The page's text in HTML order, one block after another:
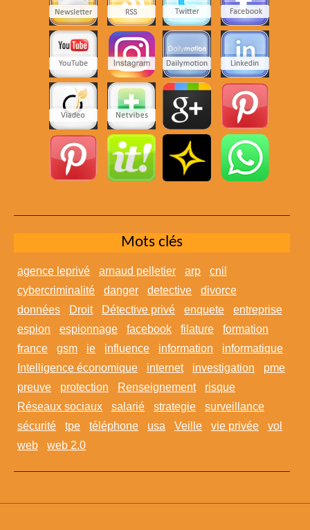
Mots clés
agence leprivé arnaud pelletier arp
cnil
cybercriminalité
danger detective
divorce
données
Droit Détective privé enquete
entreprise
espion
espionnage facebook filature
formation
france
gsm ie influence information
informatique
Intelligence économique
internet investigation
pme
preuve
protection Renseignement
risque
Réseaux sociaux
salarié strategie
surveillance
sécurité
tpe téléphone usa Veille vie privée
vol
web
web 2.0